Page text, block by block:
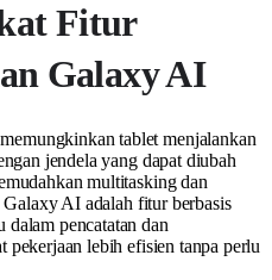
Fitur
Galaxy AI
tablet menjalankan
jendela yang dapat diubah
multitasking dan
AI adalah fitur berbasis
dalam pencatatan dan
pekerjaan lebih efisien tanpa perlu